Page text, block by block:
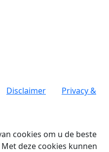
Disclaimer
Privacy &
cookies om u de beste
deze cookies kunnen